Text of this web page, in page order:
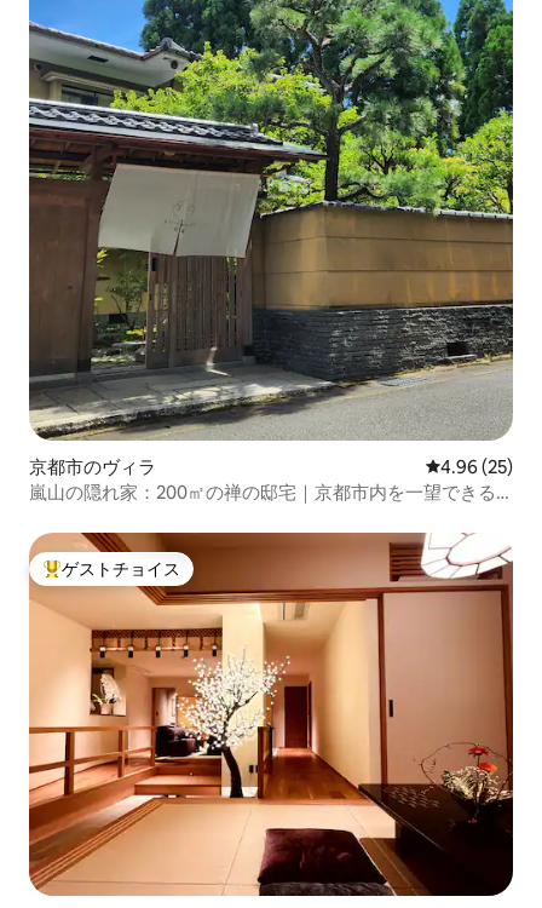
京都市のヴィラ レビュー25
4.96 (25)
嵐山の隠れ家：200㎡の禅の邸宅｜京都市内を一望できる
大好評のゲストチョイスです。
ゲストチョイス